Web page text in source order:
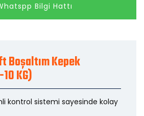
Bilgi Hattı
Boşaltım Kepek
KG)
kontrol sistemi sayesinde kolay